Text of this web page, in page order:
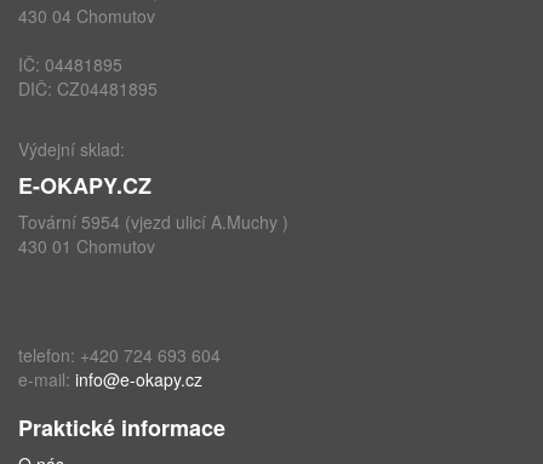
430 04 Chomutov
IČ: 04481895
DIČ: CZ04481895
Výdejní sklad:
E-OKAPY.CZ
Tovární 5954 (vjezd ulicí A.Muchy )
430 01 Chomutov
telefon: +420 724 693 604
e-mail: info@e-okapy.cz
Praktické informace